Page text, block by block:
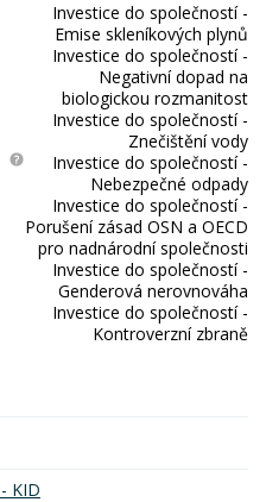
Investice do společností -
Emise skleníkových plynů
Investice do společností -
Negativní dopad na
biologickou rozmanitost
Investice do společností -
Znečištění vody
Investice do společností -
Nebezpečné odpady
Investice do společností -
Porušení zásad OSN a OECD
pro nadnárodní společnosti
Investice do společností -
Genderová nerovnováha
Investice do společností -
Kontroverzní zbraně
KID